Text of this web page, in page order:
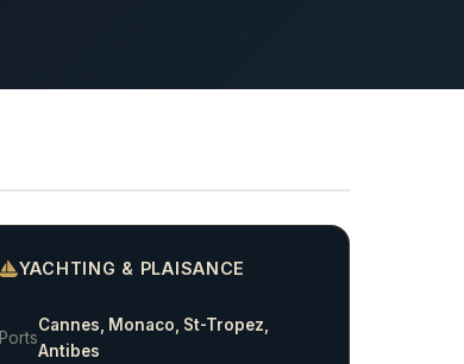
YACHTING & PLAISANCE
Ports
Cannes, Monaco, St-Tropez,
Antibes